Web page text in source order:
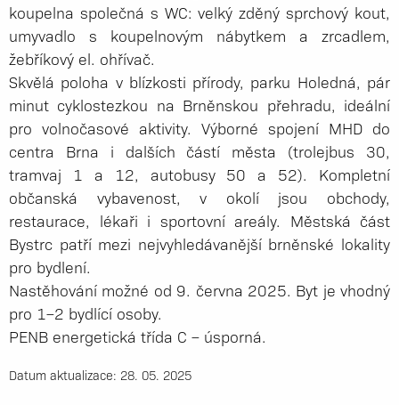
koupelna společná s WC: velký zděný sprchový kout,
umyvadlo s koupelnovým nábytkem a zrcadlem,
žebříkový el. ohřívač.
Skvělá poloha v blízkosti přírody, parku Holedná, pár
minut cyklostezkou na Brněnskou přehradu, ideální
pro volnočasové aktivity. Výborné spojení MHD do
centra Brna i dalších částí města (trolejbus 30,
tramvaj 1 a 12, autobusy 50 a 52). Kompletní
občanská vybavenost, v okolí jsou obchody,
restaurace, lékaři i sportovní areály. Městská část
Bystrc patří mezi nejvyhledávanější brněnské lokality
pro bydlení.
Nastěhování možné od 9. června 2025. Byt je vhodný
pro 1–2 bydlící osoby.
PENB energetická třída C – úsporná.
Datum aktualizace: 28. 05. 2025